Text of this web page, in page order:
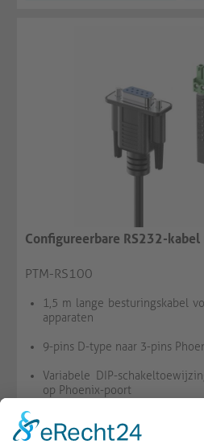
Configureerbare RS232-
PTM-RS100
1,5 m lange besturingskabel
apparaten
9-pins D-type naar 3-pins
Variabele DIP-
op Phoenix-poort
OP AANVRAAG